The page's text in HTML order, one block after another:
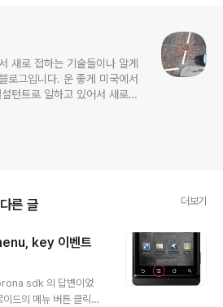
새로 접하는 기술들이나 알게
운 좋게 미국에서
턴트로 일하고 있어서 새로운
과 정보를 공유하고 싶습니다.
른 글 더보기
key 이벤트
sdk 의 답변이었
드의 메뉴 버튼 클릭했